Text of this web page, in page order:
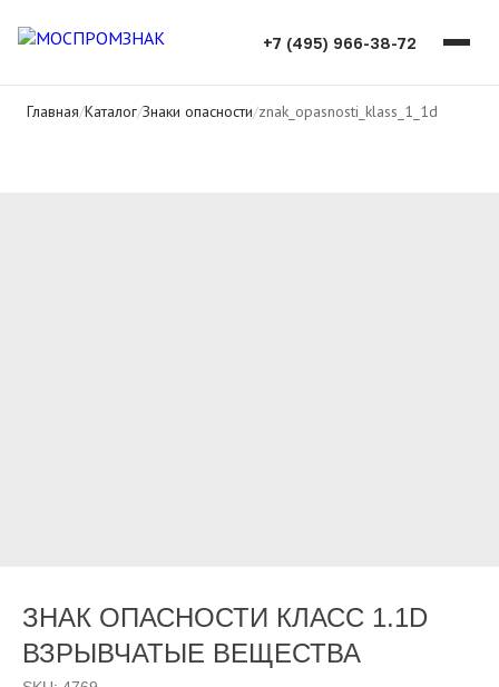
+7 (495) 966-38-72
Главная/Каталог/Знаки опасности/znak_opasnosti_klass_1_1d
ЗНАК ОПАСНОСТИ КЛАСС 1.1D
ВЗРЫВЧАТЫЕ ВЕЩЕСТВА